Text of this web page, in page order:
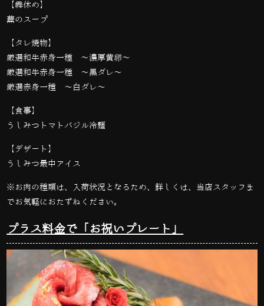
【犇休め】
蕪のスープ
【タレ焼物】
厳選和牛赤身一種 〜濃厚黄卵〜
厳選和牛赤身一種 〜黒ダレ〜
厳選赤身一種 〜白ダレ〜
【食事】
うしみつトマトバジル冷麺
【デザート】
うしみつ最中アイス
※お肉の種類は、入荷状況となるため、詳しくは、当店スタッフま
でお気軽におたずねください。
プラス料金で「お祝いプレート」